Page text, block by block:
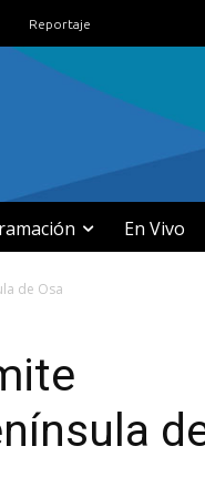
Reportaje
En Vivo
de Osa